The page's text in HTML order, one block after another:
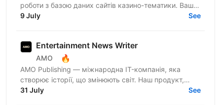
роботи з базою даних сайтів казино-тематики. Ваше
завдання — знаходити сайти, перевіряти їхню
9 July See
Entertainment News Writer
AMO 🔥
AMO Publishing — міжнародна IT-компанія, яка
створює історії, що змінюють світ. Наш продукт,
AmoMama, є одним із найбільших онлайн-таблоїдів в
31 July See